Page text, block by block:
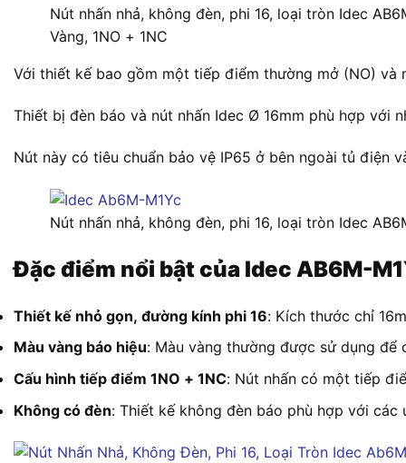
Nút nhấn nhả, không đèn, phi 16, loại tròn Idec
Vàng, 1NO + 1NC
Với thiết kế bao gồm một tiếp điểm thường mở (NO) và
Thiết bị đèn báo và nút nhấn Idec Ø 16mm phù hợp với
Nút này có tiêu chuẩn bảo vệ IP65 ở bên ngoài tủ điện
Nút nhấn nhả, không đèn, phi 16, loại tròn Idec
Đặc điểm nổi bật của Idec AB6M-
Thiết kế nhỏ gọn, đường kính phi 16: Kích thước chỉ
Màu vàng báo hiệu: Màu vàng thường được sử dụng
Cấu hình tiếp điểm 1NO + 1NC: Nút nhấn có một tiếp
Không có đèn: Thiết kế không đèn báo phù hợp với